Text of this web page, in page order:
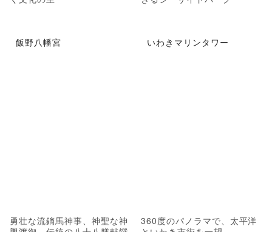
飯野八幡宮
勇壮な流鏑馬神事、神聖な神
いわきマリンタワー
360度のパノラマで、太平洋